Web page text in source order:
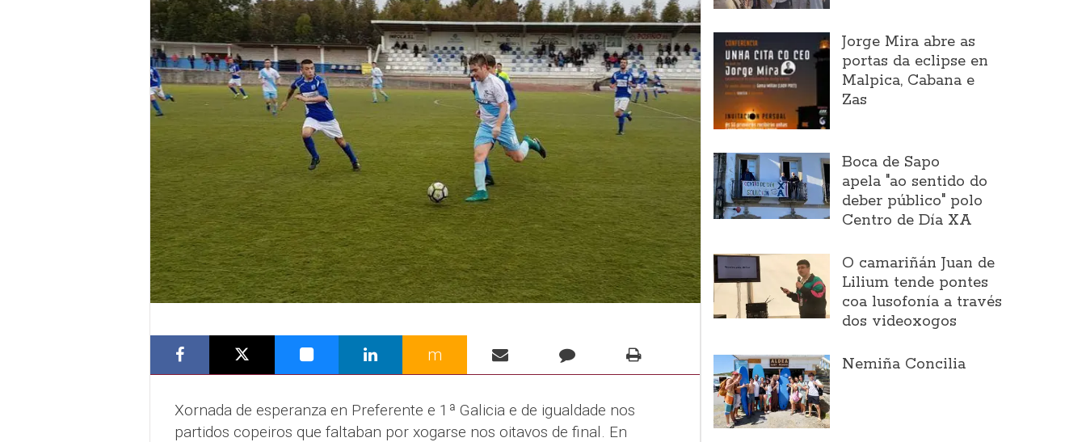
m
Xornada de esperanza en Preferente e 1ª Galicia e de igualdade nos
partidos copeiros que faltaban por xogarse nos oitavos de final. En
Jorge Mira abre as
portas da eclipse en
Malpica, Cabana e
Zas
Boca de Sapo
apela "ao sentido do
deber público" polo
Centro de Día XA
O camariñán Juan de
Lilium tende pontes
coa lusofonía a través
dos videoxogos
Nemiña Concilia